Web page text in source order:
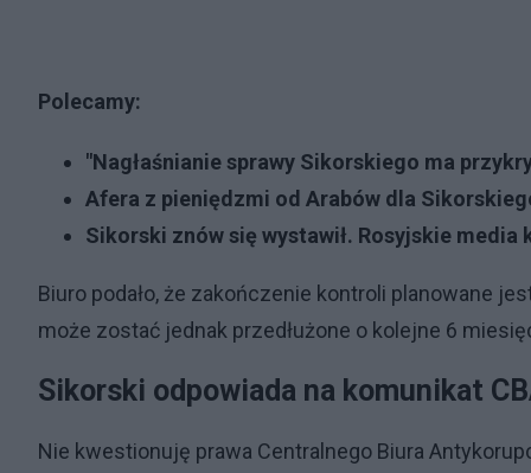
Polecamy:
"Nagłaśnianie sprawy Sikorskiego ma
Afera z pieniędzmi od Arabów dla
Sikorski znów się wystawił. Rosyjskie media
Biuro podało, że zakończenie kontroli planowane
może zostać jednak przedłużone o kolejne 6
Sikorski odpowiada na komunikat
Nie kwestionuję prawa Centralnego Biura